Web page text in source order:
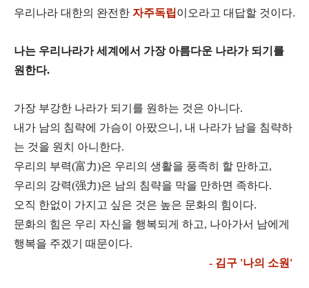
우리나라 대한의 완전한 자주독립이오라고 대답할 것이다.
나는 우리나라가 세계에서 가장 아름다운 나라가 되기를
원한다.
가장 부강한 나라가 되기를 원하는 것은 아니다.
내가 남의 침략에 가슴이 아팠으니, 내 나라가 남을 침략하
는 것을 원치 아니한다.
우리의 부력(富力)은 우리의 생활을 풍족히 할 만하고,
우리의 강력(强力)은 남의 침략을 막을 만하면 족하다.
오직 한없이 가지고 싶은 것은 높은 문화의 힘이다.
문화의 힘은 우리 자신을 행복되게 하고, 나아가서 남에게
행복을 주겠기 때문이다.
- 김구 '나의 소원'